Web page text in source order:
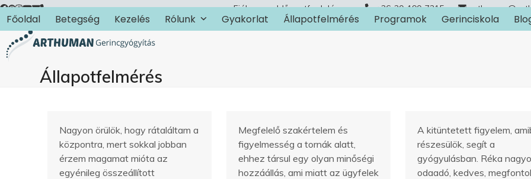
Skip
to
content
Fiókom Időpontfoglalás +36-30-190-7315
Főoldal Betegség Kezelés Rólunk Gyakorlat Állapotfelmérés Programok Gerinciskola
Állapotfelmérés
Nagyon örülök, hogy rátaláltam a
központra, mert sokkal jobban
érzem magamat mióta az
egyénileg összeállított
Megfelelő szakértelem és
figyelmesség a tornák alatt,
ehhez társul egy olyan minőségi
hozzáállás, ami miatt az ügyfelek
A kitüntetett figyelem,
részesülök, segít a
gyógyulásban. Réka
odaadó, kedves,